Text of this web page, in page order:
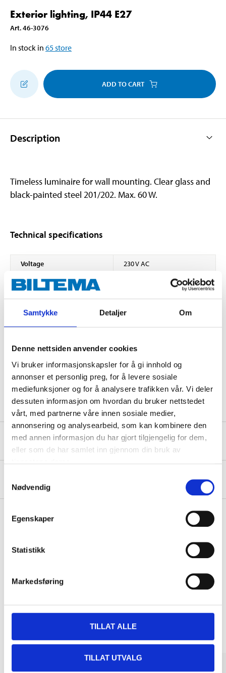
Samtykke Detaljer Om
Denne nettsiden anvender cookies
Vi bruker informasjonskapsler for å gi innhold og
annonser et personlig preg, for å levere sosiale
mediefunksjoner og for å analysere trafikken vår. Vi deler
dessuten informasjon om hvordan du bruker nettstedet
vårt, med partnerne våre innen sosiale medier,
annonsering og analysearbeid, som kan kombinere den
med annen informasjon du har gjort tilgjengelig for dem,
eller som de har samlet inn gjennom din bruk av
Nødvendig
Egenskaper
Statistikk
Markedsføring
TILLAT ALLE
TILLAT UTVALG
Exterior lighting, IP44 E27
Art.46-3076
In stock in 65store
ADD TO CART
Description
Timeless luminaire for wall mounting. Clear glass and
black-painted steel 201/202. Max. 60 W.
Technical specifications
Voltage
230 V AC
Power
Socket
E27
Enclosure class
IP44
Height
303 mm
Depth
370 mm
72 mm (Glass dome)
Safety instructions and other information
Pay & Collect in your local store within 2 hours!
Other customers also bought